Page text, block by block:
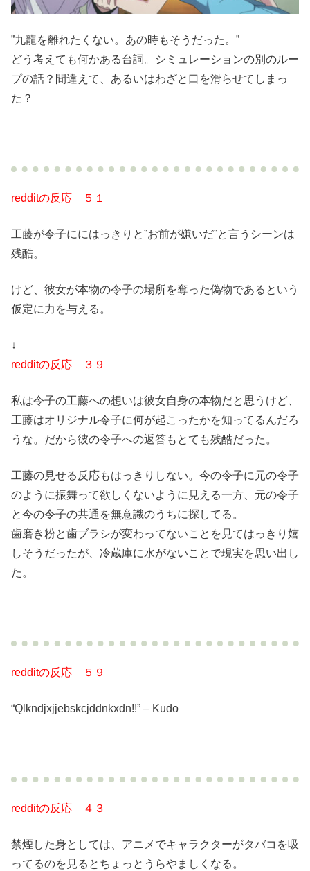
”九龍を離れたくない。あの時もそうだった。”
どう考えても何かある台詞。シミュレーションの別のルー
プの話？間違えて、あるいはわざと口を滑らせてしまっ
た？
redditの反応 ５１
工藤が令子ににはっきりと”お前が嫌いだ”と言うシーンは
残酷。
けど、彼女が本物の令子の場所を奪った偽物であるという
仮定に力を与える。
↓
redditの反応 ３９
私は令子の工藤への想いは彼女自身の本物だと思うけど、
工藤はオリジナル令子に何が起こったかを知ってるんだろ
うな。だから彼の令子への返答もとても残酷だった。
工藤の見せる反応もはっきりしない。今の令子に元の令子
のように振舞って欲しくないように見える一方、元の令子
と今の令子の共通を無意識のうちに探してる。
歯磨き粉と歯ブラシが変わってないことを見てはっきり嬉
しそうだったが、冷蔵庫に水がないことで現実を思い出し
た。
redditの反応 ５９
“Qlkndjxjjebskcjddnkxdn!!” – Kudo
redditの反応 ４３
禁煙した身としては、アニメでキャラクターがタバコを吸
ってるのを見るとちょっとうらやましくなる。